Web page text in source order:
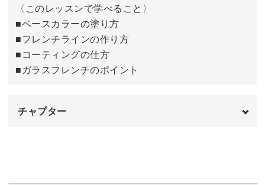
〈このレッスンで学べること〉
■ベースカラーの塗り方
■フレンチラインの作り方
■コーティングの仕方
■ガラスフレンチのポイント
チャプター